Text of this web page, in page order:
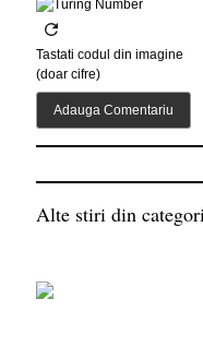
Tastati codul din imagine
(doar cifre)
Alte stiri din